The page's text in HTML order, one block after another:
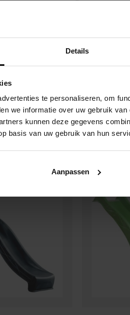
Details
te personaliseren, om
we informatie over uw gebruik
kunnen deze gegevens
basis van uw gebruik van hun
Aanpassen
Veilig